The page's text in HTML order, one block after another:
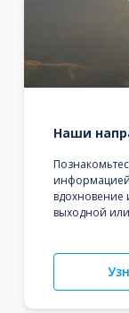
Наши
вдохновение
выходной или